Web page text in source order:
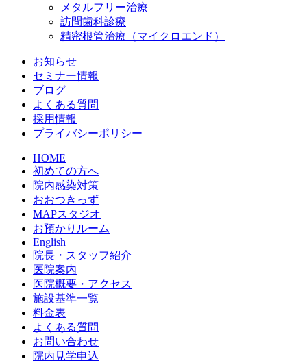
メタルフリー治療
訪問歯科診療
精密根管治療（マイクロエンド）
お知らせ
セミナー情報
ブログ
よくある質問
採用情報
プライバシーポリシー
HOME
初めての方へ
院内感染対策
おおつきっず
MAPスタジオ
お預かりルーム
English
院長・スタッフ紹介
医院案内
医院概要・アクセス
施設基準一覧
料金表
よくある質問
お問い合わせ
院内見学申込